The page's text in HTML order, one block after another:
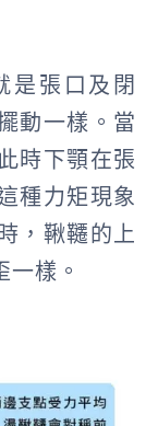
是張口及閉
動一樣。 當
時下顎在張
種力矩現象
，鞦韆的上
樣。